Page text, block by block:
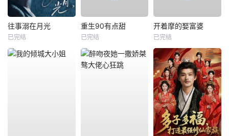
往事溺在月光
已完结
重生90有点甜
已完结
开着摩的娶富婆
已完结